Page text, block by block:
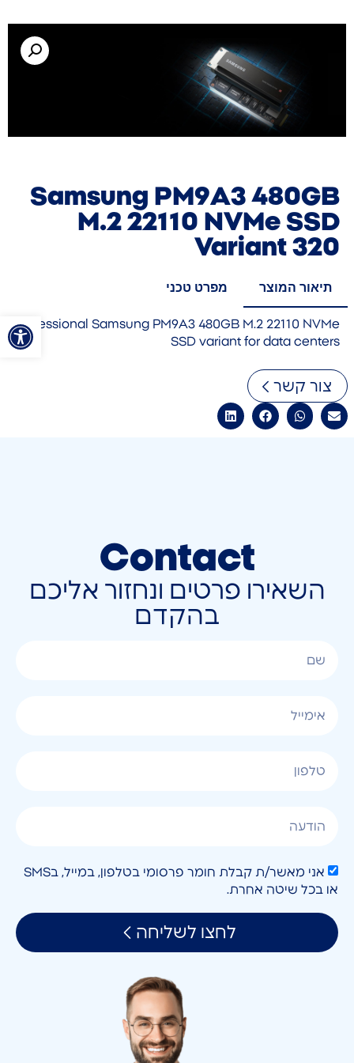
פתח
Samsung PM9A3 480GB
M.2 22110 NVMe SSD
Variant 320
תיאור המוצר מפרט טכני
Professional Samsung PM9A3 480GB M.2 22110 NVMe
SSD variant for data centers
צור קשר
Contact
השאירו פרטים ונחזור אליכם
בהקדם
אני מאשר/ת קבלת חומר פרסומי בטלפון, במייל, בSMS
או בכל שיטה אחרת.
לחצו לשליחה